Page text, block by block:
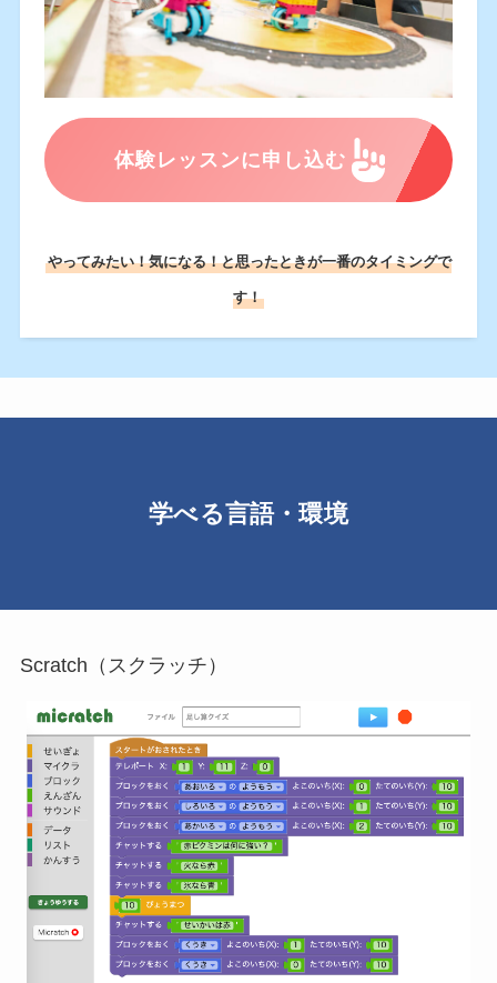
体験レッスンに申し込む
やってみたい！気になる！と思ったときが一番のタイミングで
す！
学べる言語・環境
Scratch（スクラッチ）